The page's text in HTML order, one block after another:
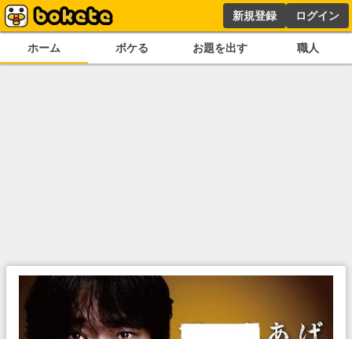
新規登録 ログイン
ホーム ボケる お題を出す 職人